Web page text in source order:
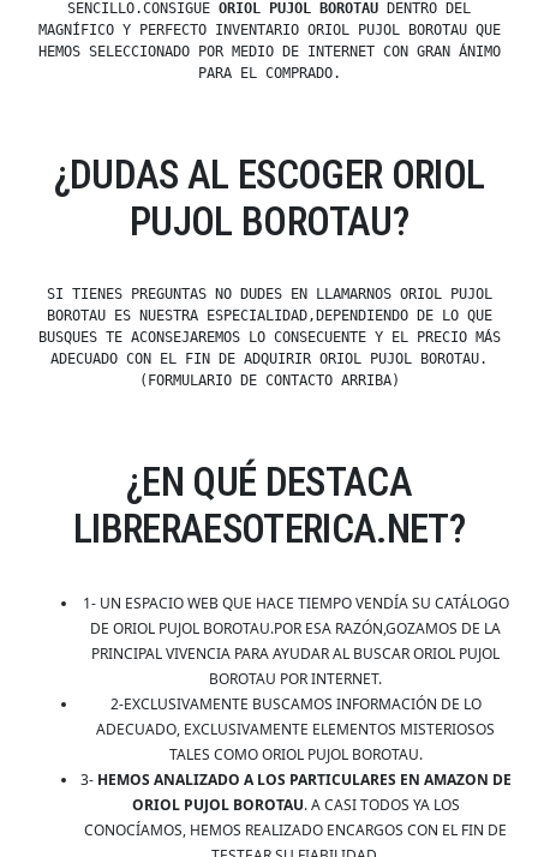
SENCILLO.CONSIGUE ORIOL PUJOL BOROTAU DENTRO DEL
MAGNÍFICO Y PERFECTO INVENTARIO ORIOL PUJOL BOROTAU QUE
HEMOS SELECCIONADO POR MEDIO DE INTERNET CON GRAN ÁNIMO
PARA EL COMPRADO.
¿DUDAS AL ESCOGER ORIOL
PUJOL BOROTAU?
SI TIENES PREGUNTAS NO DUDES EN LLAMARNOS ORIOL PUJOL
BOROTAU ES NUESTRA ESPECIALIDAD,DEPENDIENDO DE LO QUE
BUSQUES TE ACONSEJAREMOS LO CONSECUENTE Y EL PRECIO MÁS
ADECUADO CON EL FIN DE ADQUIRIR ORIOL PUJOL BOROTAU.
(FORMULARIO DE CONTACTO ARRIBA)
¿EN QUÉ DESTACA
LIBRERAESOTERICA.NET?
1- UN ESPACIO WEB QUE HACE TIEMPO VENDÍA SU CATÁLOGO
DE ORIOL PUJOL BOROTAU.POR ESA RAZÓN,GOZAMOS DE LA
PRINCIPAL VIVENCIA PARA AYUDAR AL BUSCAR ORIOL PUJOL
BOROTAU POR INTERNET.
2-EXCLUSIVAMENTE BUSCAMOS INFORMACIÓN DE LO
ADECUADO, EXCLUSIVAMENTE ELEMENTOS MISTERIOSOS
TALES COMO ORIOL PUJOL BOROTAU.
3- HEMOS ANALIZADO A LOS PARTICULARES EN AMAZON DE
ORIOL PUJOL BOROTAU. A CASI TODOS YA LOS
CONOCÍAMOS, HEMOS REALIZADO ENCARGOS CON EL FIN DE